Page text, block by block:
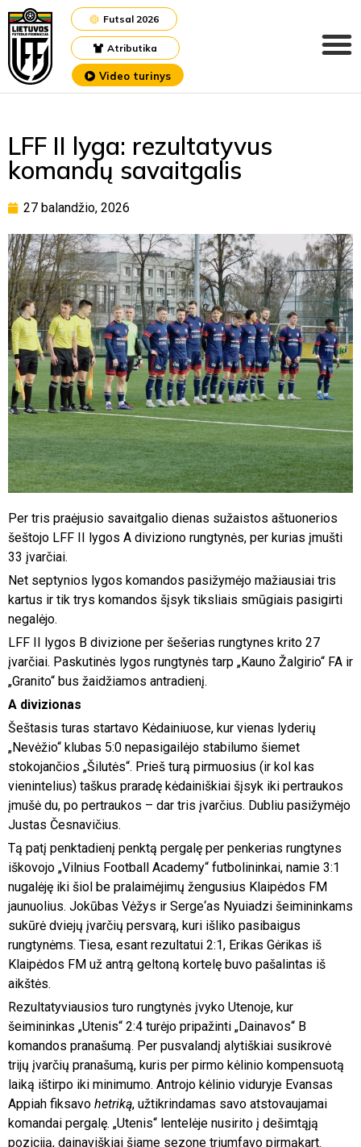
Atributika
Futsal 2026
Video turinys
LFF II lyga: rezultatyvus
komandų savaitgalis
27 balandžio, 2026
Per tris praėjusio savaitgalio dienas sužaistos aštuonerios
šeštojo LFF II lygos A diviziono rungtynės, per kurias įmušti
33 įvarčiai.
Net septynios lygos komandos pasižymėjo mažiausiai tris
kartus ir tik trys komandos šįsyk tiksliais smūgiais pasigirti
negalėjo.
LFF II lygos B divizione per šešerias rungtynes krito 27
įvarčiai. Paskutinės lygos rungtynės tarp „Kauno Žalgirio“ FA ir
„Granito“ bus žaidžiamos antradienį.
A divizionas
Šeštasis turas startavo Kėdainiuose, kur vienas lyderių
„Nevėžio“ klubas 5:0 nepasigailėjo stabilumo šiemet
stokojančios „Šilutės“. Prieš turą pirmuosius (ir kol kas
vienintelius) taškus praradę kėdainiškiai šįsyk iki pertraukos
įmušė du, po pertraukos – dar tris įvarčius. Dubliu pasižymėjo
Justas Česnavičius.
Tą patį penktadienį penktą pergalę per penkerias rungtynes
iškovojo „Vilnius Football Academy“ futbolininkai, namie 3:1
nugalėję iki šiol be pralaimėjimų žengusius Klaipėdos FM
jaunuolius. Jokūbas Vėžys ir Serge‘as Nyuiadzi šeimininkams
sukūrė dviejų įvarčių persvarą, kuri išliko pasibaigus
rungtynėms. Tiesa, esant rezultatui 2:1, Erikas Gėrikas iš
Klaipėdos FM už antrą geltoną kortelę buvo pašalintas iš
aikštės.
Rezultatyviausios turo rungtynės įvyko Utenoje, kur
šeimininkas „Utenis“ 2:4 turėjo pripažinti „Dainavos“ B
komandos pranašumą. Per pusvalandį alytiškiai susikrovė
trijų įvarčių pranašumą, kuris per pirmo kėlinio kompensuotą
laiką ištirpo iki minimumo. Antrojo kėlinio viduryje Evansas
Appiah fiksavo hetriką, užtikrindamas savo atstovaujamai
komandai pergalę. „Utenis“ lentelėje nusirito į dešimtąją
poziciją, dainaviškiai šiame sezone triumfavo pirmąkart.